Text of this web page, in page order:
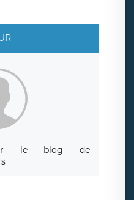
à l’adresse mail :
Vous avez
une réclamation auprès
le blog de